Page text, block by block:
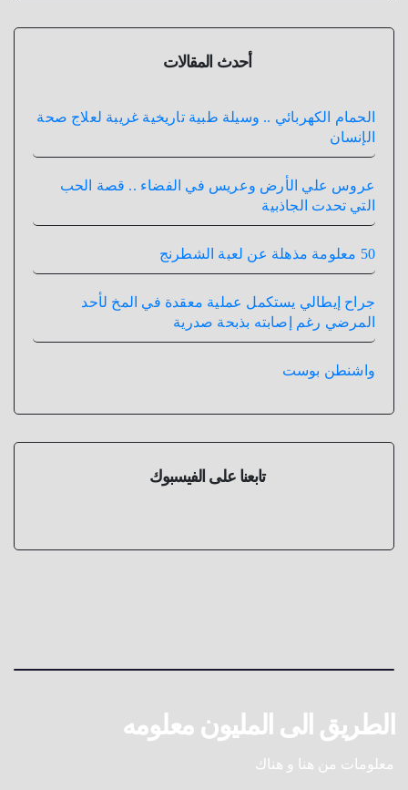
أحدث المقالات
الحمام الكهربائي .. وسيلة طبية تاريخية غريبة لعلاج صحة
الإنسان
عروس علي الأرض وعريس في الفضاء .. قصة الحب
التي تحدت الجاذبية
50 معلومة مذهلة عن لعبة الشطرنج
جراح إيطالي يستكمل عملية معقدة في المخ لأحد
المرضي رغم إصابته بذبحة صدرية
واشنطن بوست
تابعنا على الفيسبوك
الطريق الى المليون معلومه
معلومات من هنا و هناك